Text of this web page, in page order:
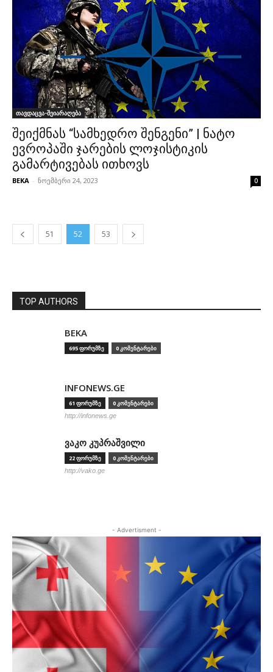
თავდაცვა-შეიარაღება
შეიქმნას “სამხედრო შენგენი” | ნატო
ევროპაში ჯარების ლოჯისტიკის
გამარტივებას ითხოვს
BEKA - ნოემბერი 24, 2023 0
51 52 53
TOP AUTHORS
BEKA
695 ფორუმზე 0 კომენტარები
INFONEWS.GE
61 ფორუმზე 0 კომენტარები
http://infonews.ge
ვაკო კუპრაშვილი
22 ფორუმზე 0 კომენტარები
http://vako.ge
- Advertisment -